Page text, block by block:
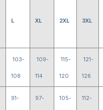
L XL 2XL 3XL
103-
108
109-
114
115-
120
121-
126
91- 97- 105- 112-